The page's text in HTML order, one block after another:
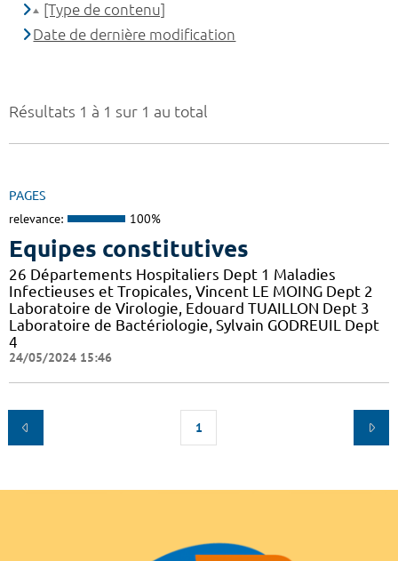
Résultats 1 à 1 sur 1 au total
PAGES
relevance: 100%
Equipes constitutives
26 Départements Hospitaliers Dept 1 Maladies
Infectieuses et Tropicales, Vincent LE MOING Dept 2
Laboratoire de Virologie, Edouard TUAILLON Dept 3
Laboratoire de Bactériologie, Sylvain GODREUIL Dept
4
24/05/2024 15:46
1
[Type de contenu]
Date de dernière modification